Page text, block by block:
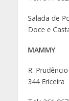
Salada de
Doce e
MAMMY
R.
344 Ericeira